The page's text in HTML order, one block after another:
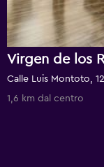
Virgen de los
1,6 km dal centro